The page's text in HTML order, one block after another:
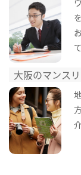
大阪のマンス